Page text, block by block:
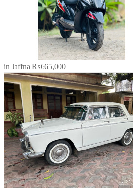
in Jaffna ₨665,000